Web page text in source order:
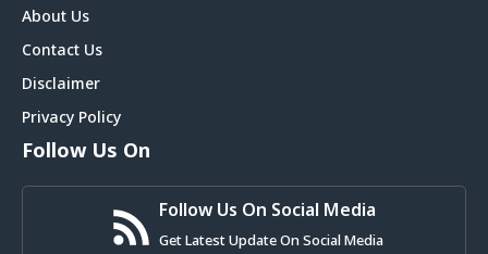
About Us
Contact Us
Disclaimer
Privacy Policy
Follow Us On
Follow Us On Social Media
Get Latest Update On Social Media